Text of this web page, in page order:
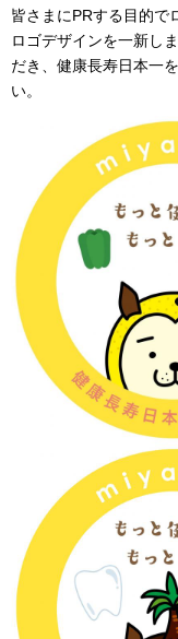
皆さまにPRする目的で
ロゴデザインを一新し
だき、健康長寿日本一
い。